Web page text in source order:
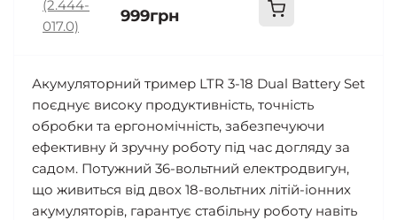
999грн
Акумуляторний тример LTR 3-18 Dual Battery Set
поєднує високу продуктивність, точність
обробки та ергономічність, забезпечуючи
ефективну й зручну роботу під час догляду за
садом. Потужний 36-вольтний електродвигун,
що живиться від двох 18-вольтних літій-іонних
акумуляторів, гарантує стабільну роботу навіть